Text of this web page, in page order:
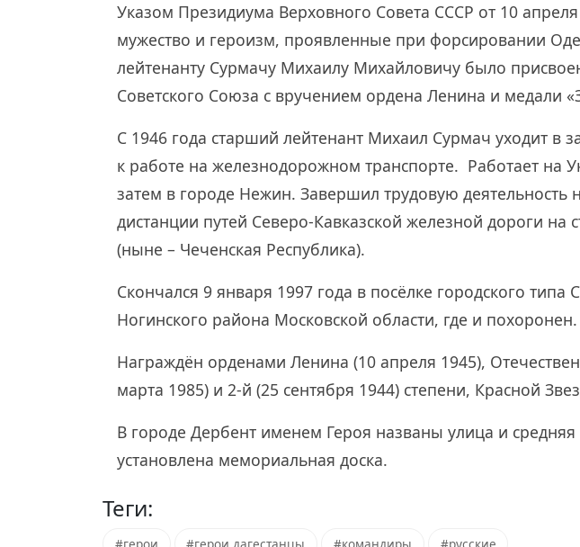
Указом Президиума Верховного Совета СССР от 10 апреля
мужество и героизм, проявленные при форсировании
лейтенанту Сурмачу Михаилу Михайловичу было
Советского Союза с вручением ордена Ленина и медали
С 1946 года старший лейтенант Михаил Сурмач уходит в
к работе на железнодорожном транспорте. Работает на
затем в городе Нежин. Завершил трудовую деятельность
дистанции путей Северо-Кавказской железной дороги на
(ныне – Чеченская Республика).
Скончался 9 января 1997 года в посёлке городского типа
Ногинского района Московской области, где и похоронен.
Награждён орденами Ленина (10 апреля 1945),
марта 1985) и 2-й (25 сентября 1944) степени, Красной
В городе Дербент именем Героя названы улица и средняя
установлена мемориальная доска.
Теги: